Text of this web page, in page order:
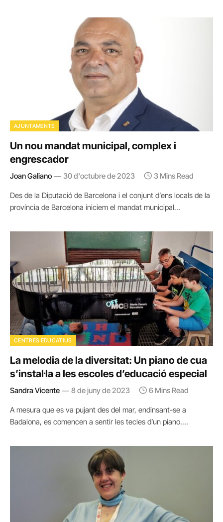
AJUNTAMENTS
Un nou mandat municipal, complex i
engrescador
Joan Galiano 30 d'octubre de 2023 3 Mins Read
Des de la Diputació de Barcelona i el conjunt d’ens locals de la
província de Barcelona iniciem el mandat municipal…
CENTRES EDUCATIUS
La melodia de la diversitat: Un piano de cua
s’instal·la a les escoles d’educació especial
Sandra Vicente 8 de juny de 2023 6 Mins Read
A mesura que es va pujant des del mar, endinsant-se a
Badalona, es comencen a sentir les tecles d’un piano.…